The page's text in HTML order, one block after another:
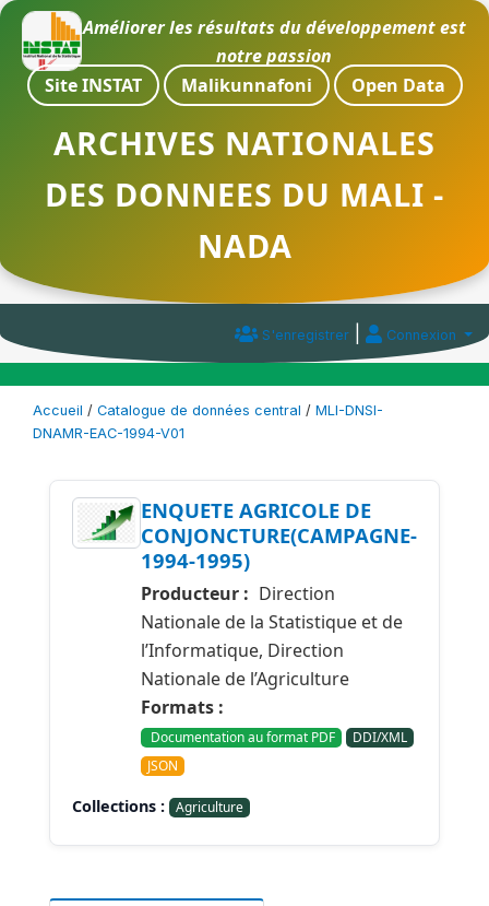
Améliorer les résultats du développement est
notre passion
Site INSTAT
Malikunnafoni Open Data
ARCHIVES NATIONALES
DES DONNEES DU MALI -
NADA
S'enregistrer | Connexion
Accueil / Catalogue de données central / MLI-DNSI-
DNAMR-EAC-1994-V01
ENQUETE AGRICOLE DE
CONJONCTURE(CAMPAGNE-
1994-1995)
Producteur : Direction
Nationale de la Statistique et de
l’Informatique, Direction
Nationale de l’Agriculture
Formats :
Documentation au format PDF
DDI/XML
JSON
Collections : Agriculture